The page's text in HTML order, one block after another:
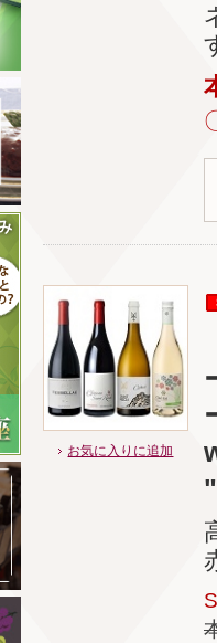
お気に入りに追加